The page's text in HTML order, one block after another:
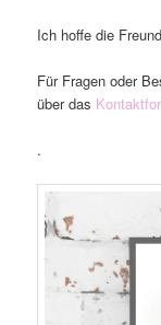
Ich hoffe die
Für Fragen oder
über das
.